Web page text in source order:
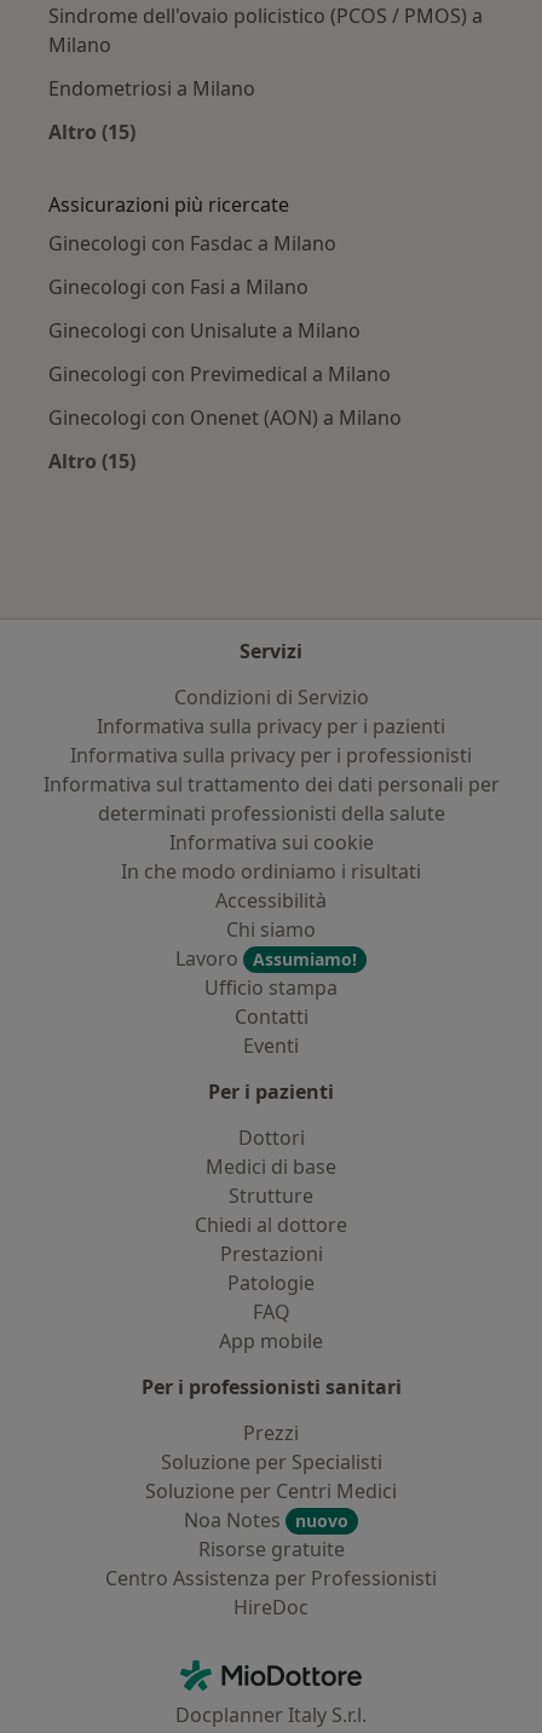
Sindrome dell'ovaio policistico (PCOS / PMOS) a
Milano
Endometriosi a Milano
Altro (15)
Assicurazioni più ricercate
Ginecologi con Fasdac a Milano
Ginecologi con Fasi a Milano
Ginecologi con Unisalute a Milano
Ginecologi con Previmedical a Milano
Ginecologi con Onenet (AON) a Milano
Altro (15)
Servizi
Condizioni di Servizio
Informativa sulla privacy per i pazienti
Informativa sulla privacy per i professionisti
Informativa sul trattamento dei dati personali per
determinati professionisti della salute
Informativa sui cookie
In che modo ordiniamo i risultati
Accessibilità
Chi siamo
Lavoro
Assumiamo!
Ufficio stampa
Contatti
Eventi
Per i pazienti
Dottori
Medici di base
Strutture
Chiedi al dottore
Prestazioni
Patologie
FAQ
App mobile
Per i professionisti sanitari
Prezzi
Soluzione per Specialisti
Soluzione per Centri Medici
Noa Notes
nuovo
Risorse gratuite
Centro Assistenza per Professionisti
HireDoc
MioDottore - Homepage
Docplanner Italy S.r.l.